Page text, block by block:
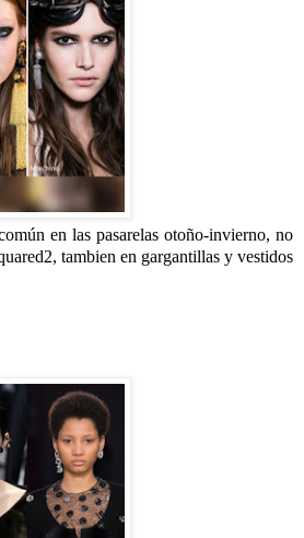
en las pasarelas otoño-invierno, no
tambien en gargantillas y vestidos